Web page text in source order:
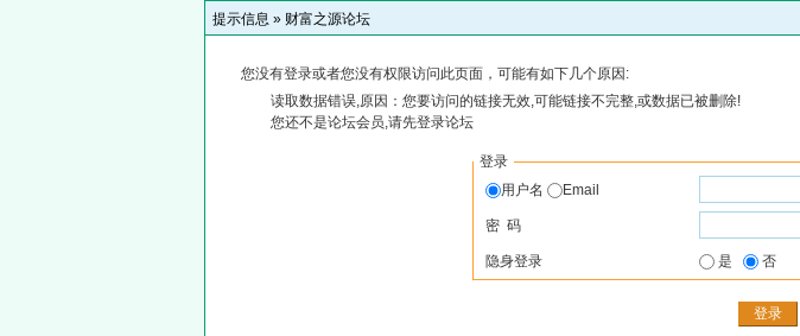
提示信息 » 财富之源论坛
您没有登录或者您没有权限访问此页面，可能有如下几个原因:
读取数据错误,原因：您要访问的链接无效,可能链接不完整,或数据已被删除!
您还不是论坛会员,请先登录论坛
登录
用户名
Email
密 码
隐身登录 是 否